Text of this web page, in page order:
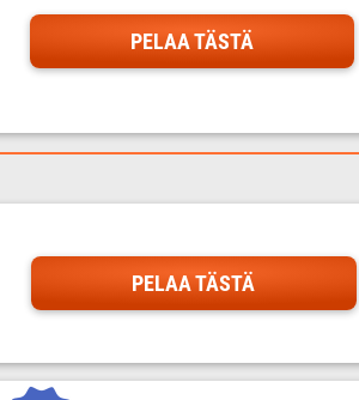
PELAA TÄSTÄ
PELAA TÄSTÄ